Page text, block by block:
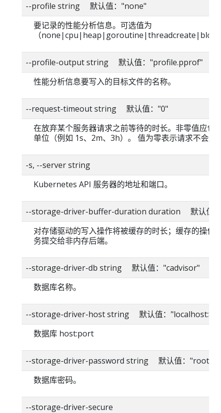
--profile string 默认值："none"
要记录的性能分析信息。可选值为
（
--profile-output string 默认值："profile.pprof"
性能分析信息要写入的目标文件的名称。
--request-timeout string 默认值："0"
在放弃某个服务器请求之前等待的时长。非零值应包
单位（例如 1s、2m、3h）。 值为零表示请求不会超
-s, --server string
Kubernetes API 服务器的地址和端口。
--storage-driver-buffer-duration duration 默认值
对存储驱动的写入操作将被缓存的时长；缓存的操作
务提交给非内存后端。
--storage-driver-db string 默认值："cadvisor"
数据库名称。
--storage-driver-host string 默认值：
数据库 host:port
--storage-driver-password string 默认值："root"
数据库密码。
--storage-driver-secure